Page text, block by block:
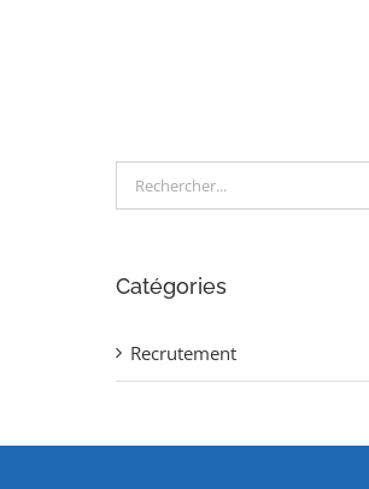
Rechercher:
Catégories
Recrutement